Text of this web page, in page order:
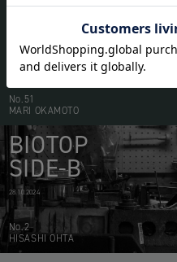
BIOTOP
PEOPLE
20.05.2026
No.51
MARI OKAMOTO
BIOTOP
SIDE-B
28.10.2024
No.2
HISASHI OHTA